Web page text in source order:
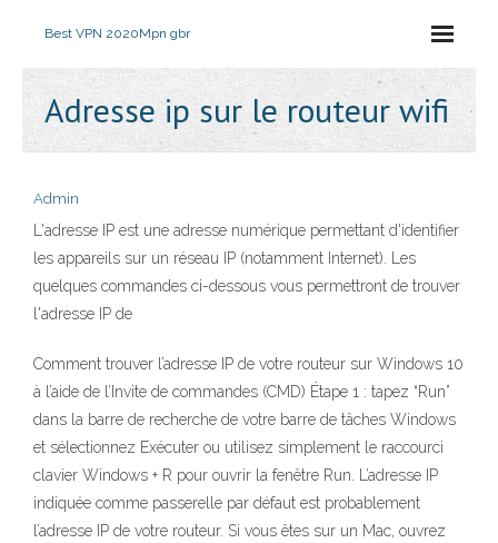
Best VPN 2020Mpn gbr
Adresse ip sur le routeur wifi
Admin
L'adresse IP est une adresse numérique permettant d'identifier
les appareils sur un réseau IP (notamment Internet). Les
quelques commandes ci-dessous vous permettront de trouver
l'adresse IP de
Comment trouver l’adresse IP de votre routeur sur Windows 10
à l’aide de l’Invite de commandes (CMD) Étape 1 : tapez “Run”
dans la barre de recherche de votre barre de tâches Windows
et sélectionnez Exécuter ou utilisez simplement le raccourci
clavier Windows + R pour ouvrir la fenêtre Run. L’adresse IP
indiquée comme passerelle par défaut est probablement
l’adresse IP de votre routeur. Si vous êtes sur un Mac, ouvrez